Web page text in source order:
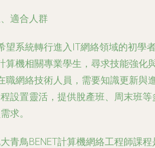
適合人群
望系統轉行進入IT網絡領域的初學者
算機相關專業學生，尋求技能強化
職網絡技術人員，需要知識更新與
設置靈活，提供脫產班、周末班
求。
青鳥BENET計算機網絡工程師課